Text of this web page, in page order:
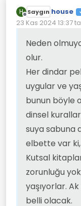
H
Çevrimdışı
Saygın house
23 Kas 2024 13:37
Son düzenleyen:
Neden
olur.
Her dindar
uygular ve
bunun böyle
dinsel
suya sabuna
elbette var
Kutsal
zorunluğu
yaşıyorlar.
belli olacak.